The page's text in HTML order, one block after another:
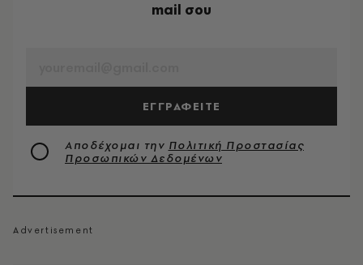
mail σου
ΕΓΓΡΑΦΕΙΤΕ
Αποδέχομαι την Πολιτική Προστασίας
Προσωπικών Δεδομένων